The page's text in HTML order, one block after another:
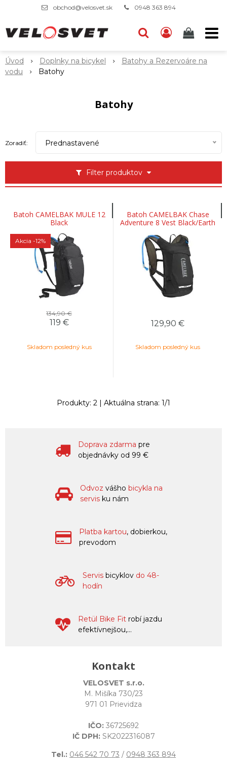
obchod@velosvet.sk 0948 363 894
Úvod Doplnky na bicykel
Batohy a Rezervoáre na
vodu
Batohy
Batohy
Filter produktov
Zoradiť: Prednastavené
Batoh CAMELBAK MULE 12
Black
Akcia -12%
134,90 €
119 €
Skladom posledný kus
Batoh CAMELBAK Chase
Adventure 8 Vest Black/Earth
129,90 €
Skladom posledný kus
Produkty: 2 | Aktuálna strana: 1/1
Doprava zdarma pre
objednávky od 99 €
Odvoz vášho bicykla na
servis ku nám
Platba kartou, dobierkou,
prevodom
Servis bicyklov do 48-
hodín
Retül Bike Fit robí jazdu
efektívnejšou,...
Kontakt
VELOSVET s.r.o.
M. Mišíka 730/23
971 01 Prievidza
IČO: 36725692
IČ DPH: SK2022316087
Tel.: 046 542 70 73 / 0948 363 894